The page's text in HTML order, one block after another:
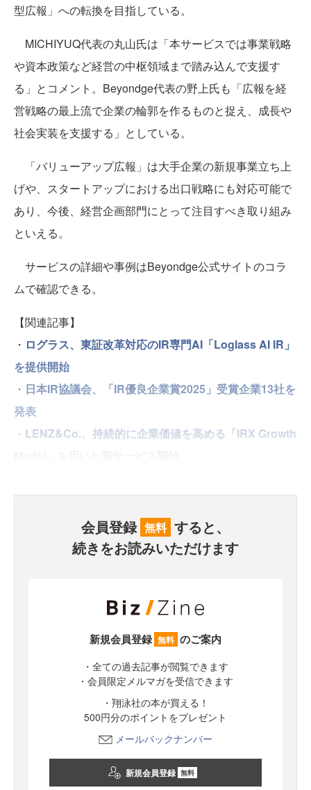
型広報」への転換を目指している。
MICHIYUQ代表の丸山氏は「本サービスでは事業戦略
や資本政策など経営の中枢領域まで踏み込んで支援す
る」とコメント。Beyondge代表の野上氏も「広報を経
営戦略の最上流で企業の輪郭を作るものと捉え、成長や
社会実装を支援する」としている。
「バリューアップ広報」は大手企業の新規事業立ち上
げや、スタートアップにおける出口戦略にも対応可能で
あり、今後、経営企画部門にとって注目すべき取り組み
といえる。
サービスの詳細や事例はBeyondge公式サイトのコラ
ムで確認できる。
【関連記事】
・ ログラス、東証改革対応のIR専門AI「Loglass AI IR」
を提供開始
・ 日本IR協議会、「IR優良企業賞2025」受賞企業13社を
発表
・ LENZ&Co.、持続的に企業価値を高める「IRX Growth
会員登録 無料 すると、
続きをお読みいただけます
新規会員登録 無料 のご案内
・全ての過去記事が閲覧できます
・会員限定メルマガを受信できます
・翔泳社の本が買える！
500円分のポイントをプレゼント
メールバックナンバー
新規会員登録 無料